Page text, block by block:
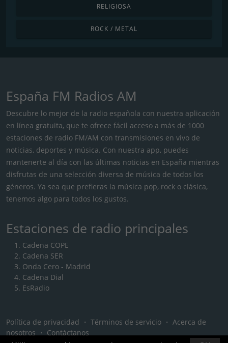
RELIGIOSA
ROCK / METAL
España FM Radios AM
Descubre lo mejor de la radio española con nuestra aplicación
en línea gratuita, que te ofrece fácil acceso a más de 1000
estaciones de radio FM/AM con transmisiones en vivo de
noticias, deportes y música. Con nuestra app, puedes
mantenerte al día con las últimas noticias en España mientras
disfrutas de una selección diversa de música de todos los
géneros. Ya sea que prefieras la música pop, rock o clásica,
tenemos algo para todos los gustos.
Estaciones de radio principales
Cadena COPE
Cadena SER
Onda Cero - Madrid
Cadena Dial
EsRadio
Política de privacidad ・ Términos de servicio ・ Acerca de
nosotros ・ Contáctanos